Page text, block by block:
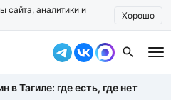
сайта, аналитики и
Хорошо
в Тагиле: где есть, где нет